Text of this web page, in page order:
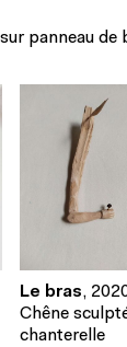
panneau de
Le bras,
Chêne
chanterelle